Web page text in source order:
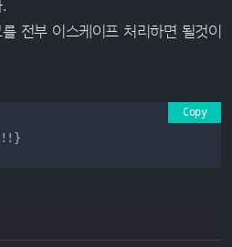
전부 이스케이프 처리하면 될것이
!!}
Copy